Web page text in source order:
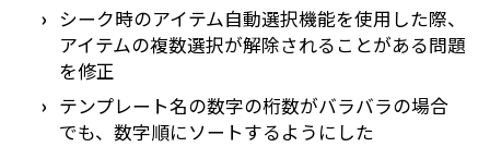
シーク時のアイテム自動選択機能を使用した際、
アイテムの複数選択が解除されることがある問題
を修正
テンプレート名の数字の桁数がバラバラの場合
でも、数字順にソートするようにした